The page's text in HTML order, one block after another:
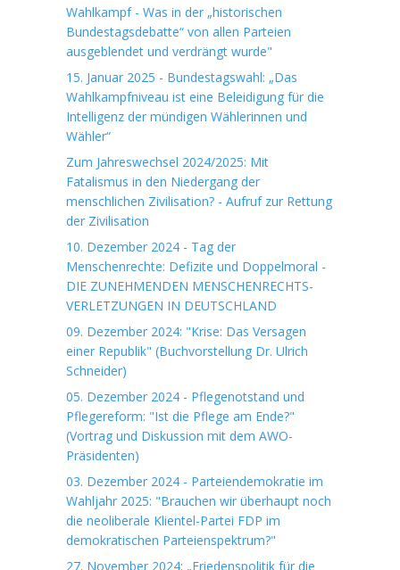
Wahlkampf - Was in der „historischen
Bundestagsdebatte“ von allen Parteien
ausgeblendet und verdrängt wurde"
15. Januar 2025 - Bundestagswahl: „Das
Wahlkampfniveau ist eine Beleidigung für die
Intelligenz der mündigen Wählerinnen und
Wähler“
Zum Jahreswechsel 2024/2025: Mit
Fatalismus in den Niedergang der
menschlichen Zivilisation? - Aufruf zur Rettung
der Zivilisation
10. Dezember 2024 - Tag der
Menschenrechte: Defizite und Doppelmoral -
DIE ZUNEHMENDEN MENSCHENRECHTS-
VERLETZUNGEN IN DEUTSCHLAND
09. Dezember 2024: "Krise: Das Versagen
einer Republik" (Buchvorstellung Dr. Ulrich
Schneider)
05. Dezember 2024 - Pflegenotstand und
Pflegereform: "Ist die Pflege am Ende?"
(Vortrag und Diskussion mit dem AWO-
Präsidenten)
03. Dezember 2024 - Parteiendemokratie im
Wahljahr 2025: "Brauchen wir überhaupt noch
die neoliberale Klientel-Partei FDP im
demokratischen Parteienspektrum?"
27. November 2024: „Friedenspolitik für die